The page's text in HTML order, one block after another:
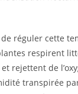
réguler cette
respirent
rejettent de
transpirée